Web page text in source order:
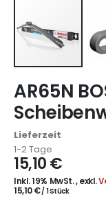
Anfang
der
Bildgalerie
springen
AR65N
Lieferzeit
1-2 Tage
15,10 €
Inkl. 19% MwSt.,exkl.
15,10 €/ 1 Stück